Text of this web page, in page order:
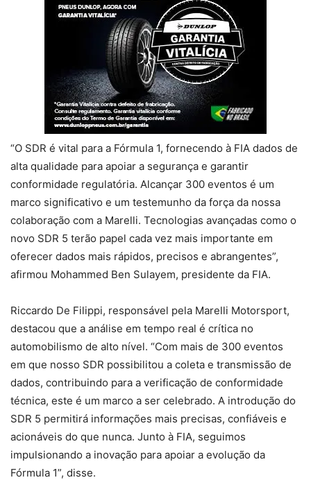
“O SDR é vital para a Fórmula 1, fornecendo à FIA dados de
alta qualidade para apoiar a segurança e garantir
conformidade regulatória. Alcançar 300 eventos é um
marco significativo e um testemunho da força da nossa
colaboração com a Marelli. Tecnologias avançadas como o
novo SDR 5 terão papel cada vez mais importante em
oferecer dados mais rápidos, precisos e abrangentes”,
afirmou Mohammed Ben Sulayem, presidente da FIA.
Riccardo De Filippi, responsável pela Marelli Motorsport,
destacou que a análise em tempo real é crítica no
automobilismo de alto nível. “Com mais de 300 eventos
em que nosso SDR possibilitou a coleta e transmissão de
dados, contribuindo para a verificação de conformidade
técnica, este é um marco a ser celebrado. A introdução do
SDR 5 permitirá informações mais precisas, confiáveis e
acionáveis do que nunca. Junto à FIA, seguimos
impulsionando a inovação para apoiar a evolução da
Fórmula 1”, disse.